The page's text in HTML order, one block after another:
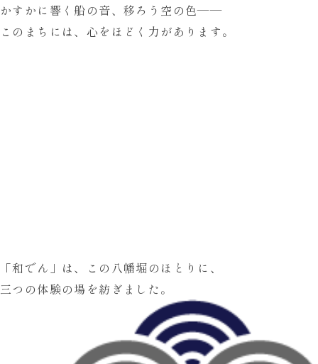
かすかに響く船の音、移ろう空の色——
このまちには、 心をほどく力 があります。
「和でん」は、この八幡堀のほとりに、
三つの体験の場を紡ぎました。